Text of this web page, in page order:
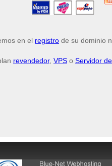
en el registro de su dominio
revendedor, VPS o Servidor